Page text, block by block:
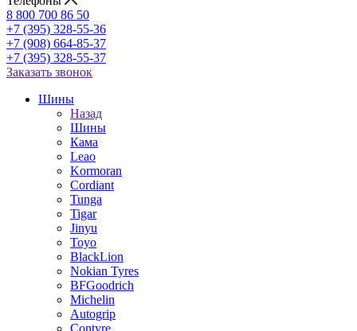
8 800 700 86 50
+7 (395) 328-55-36
+7 (908) 664-85-37
+7 (395) 328-55-37
Заказать звонок
Шины
Назад
Шины
Кама
Leao
Kormoran
Cordiant
Tunga
Tigar
Jinyu
Toyo
BlackLion
Nokian Tyres
BFGoodrich
Michelin
Autogrip
Contyre